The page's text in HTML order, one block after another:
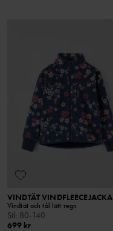
VINDTÄT VINDFLEECEJACKA
Vindtät och tål lätt regn
Stl: 80-140
699 kr